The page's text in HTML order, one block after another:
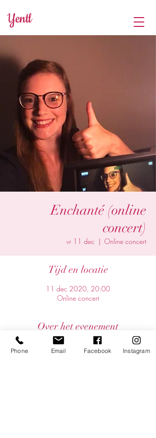
Yentl
Enchanté (online
concert)
vr 11 dec
  |
Online concert
Tijd en locatie
11 dec 2020, 20:00
Online concert
Over het evenement
Tickets: https://shop.eventix.io/d407a67c-
585d-4978-92a0-cb6a150c8def/tickets
Phone Email Facebook Instagram